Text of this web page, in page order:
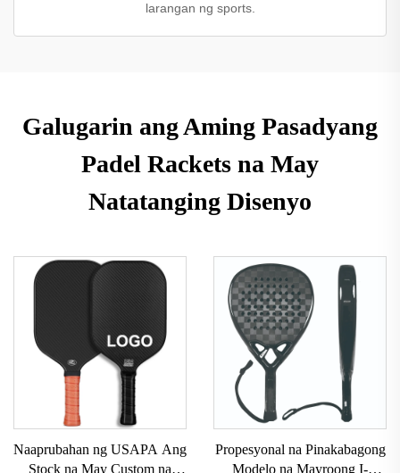
larangan ng sports.
Galugarin ang Aming Pasadyang
Padel Rackets na May
Natatanging Disenyo
Naaprubahan ng USAPA Ang
Stock na May Custom na
Propesyonal na Pinakabagong
Modelo na Mayroong I-